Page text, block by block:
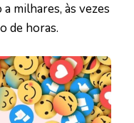
milhares, às vezes
de horas.